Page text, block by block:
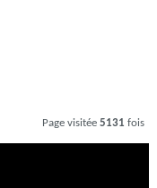
Page visitée 5131 fois